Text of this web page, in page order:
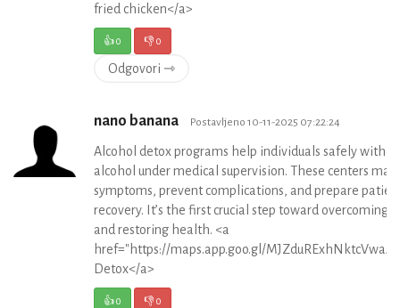
fried chicken</a>
👍0 👎0
Odgovori ⇾
nano banana Postavljeno 10-11-2025 07:22:24
Alcohol detox programs help individuals safely
alcohol under medical supervision. These centers
symptoms, prevent complications, and prepare
recovery. It’s the first crucial step toward overcoming
and restoring health. <a
href="https://maps.app.goo.gl/
Detox</a>
👍0 👎0